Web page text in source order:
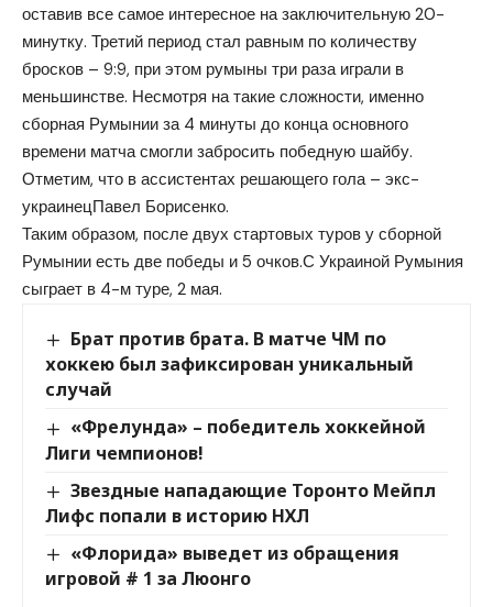
оставив все самое интересное на заключительную 20-
минутку. Третий период стал равным по количеству
бросков – 9:9, при этом румыны три раза играли в
меньшинстве. Несмотря на такие сложности, именно
сборная Румынии за 4 минуты до конца основного
времени матча смогли забросить победную шайбу.
Отметим, что в ассистентах решающего гола – экс-
украинецПавел Борисенко.
Таким образом, после двух стартовых туров у сборной
Румынии есть две победы и 5 очков.С Украиной Румыния
сыграет в 4-м туре, 2 мая.
Брат против брата. В матче ЧМ по
хоккею был зафиксирован уникальный
случай
«Фрелунда» – победитель хоккейной
Лиги чемпионов!
Звездные нападающие Торонто Мейпл
Лифс попали в историю НХЛ
«Флорида» выведет из обращения
игровой # 1 за Люонго